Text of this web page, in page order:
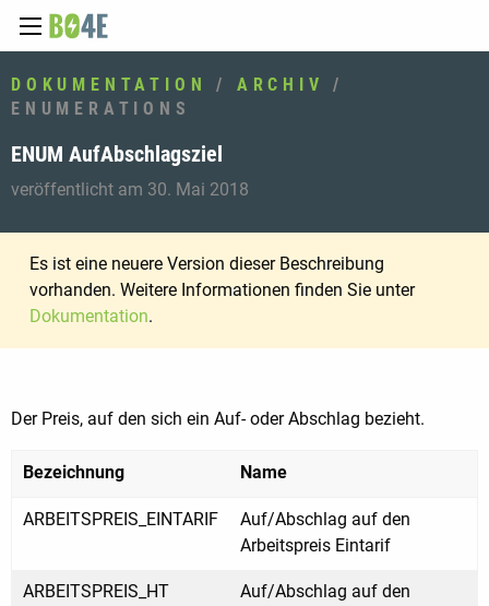
DOKUMENTATION / ARCHIV
/
ENUMERATIONS
ENUM AufAbschlagsziel
veröffentlicht am 30. Mai 2018
Es ist eine neuere Version dieser Beschreibung
vorhanden. Weitere Informationen finden Sie unter
Dokumentation.
Der Preis, auf den sich ein Auf- oder Abschlag bezieht.
Bezeichnung Name
ARBEITSPREIS_EINTARIF
Auf/Abschlag auf den
Arbeitspreis Eintarif
ARBEITSPREIS_HT
Auf/Abschlag auf den